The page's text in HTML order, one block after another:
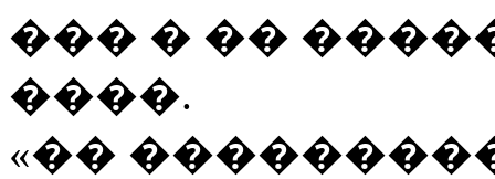
��� � ��
����.
«��